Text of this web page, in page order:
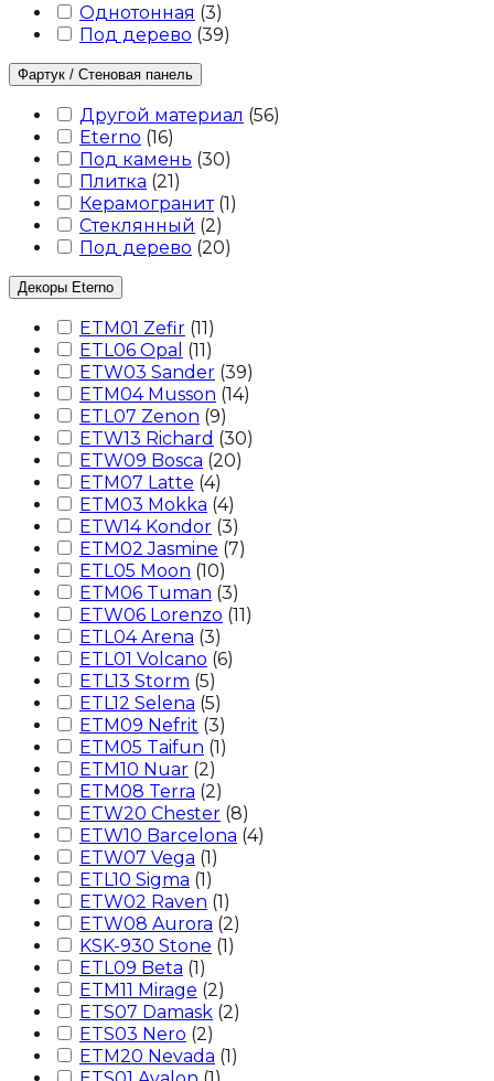
Однотонная (3)
Под дерево (39)
Фартук / Стеновая панель
Другой материал (56)
Eterno (16)
Под камень (30)
Плитка (21)
Керамогранит (1)
Стеклянный (2)
Под дерево (20)
Декоры Eterno
ETM01 Zefir (11)
ETL06 Opal (11)
ETW03 Sander (39)
ETM04 Musson (14)
ETL07 Zenon (9)
ETW13 Richard (30)
ETW09 Bosca (20)
ETM07 Latte (4)
ETM03 Mokka (4)
ETW14 Kondor (3)
ETM02 Jasmine (7)
ETL05 Moon (10)
ETM06 Tuman (3)
ETW06 Lorenzo (11)
ETL04 Arena (3)
ETL01 Volcano (6)
ETL13 Storm (5)
ETL12 Selena (5)
ETM09 Nefrit (3)
ETM05 Taifun (1)
ETM10 Nuar (2)
ETM08 Terra (2)
ETW20 Chester (8)
ETW10 Barcelona (4)
ETW07 Vega (1)
ETL10 Sigma (1)
ETW02 Raven (1)
ETW08 Aurora (2)
KSK-930 Stone (1)
ETL09 Beta (1)
ETM11 Mirage (2)
ETS07 Damask (2)
ETS03 Nero (2)
ETM20 Nevada (1)